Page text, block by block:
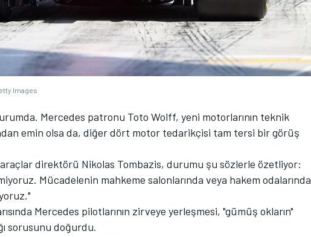
Images
Mercedes patronu Toto Wolff, yeni motorlarının teknik
emin olsa da, diğer dört motor tedarikçisi tam tersi bir görüş
direktörü Nikolas Tombazis, durumu şu sözlerle özetliyor:
Mücadelenin mahkeme salonlarında veya hakem odalarında
Mercedes pilotlarının zirveye yerleşmesi, "gümüş okların"
sorusunu doğurdu.